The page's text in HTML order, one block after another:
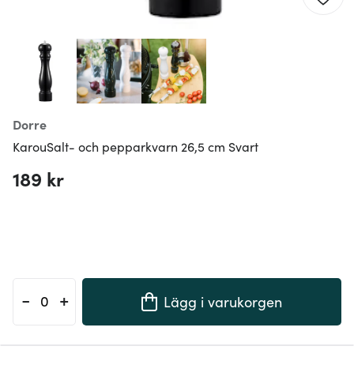
Dorre
KarouSalt- och pepparkvarn 26,5 cm Svart
189 kr
- + Lägg i varukorgen